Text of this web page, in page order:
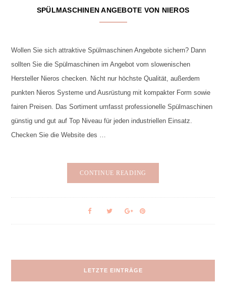
SPÜLMASCHINEN ANGEBOTE VON NIEROS
Wollen Sie sich attraktive Spülmaschinen Angebote sichern? Dann
sollten Sie die Spülmaschinen im Angebot vom slowenischen
Hersteller Nieros checken. Nicht nur höchste Qualität, außerdem
punkten Nieros Systeme und Ausrüstung mit kompakter Form sowie
fairen Preisen. Das Sortiment umfasst professionelle Spülmaschinen
günstig und gut auf Top Niveau für jeden industriellen Einsatz.
Checken Sie die Website des …
CONTINUE READING
LETZTE EINTRÄGE